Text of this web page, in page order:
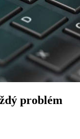
problém